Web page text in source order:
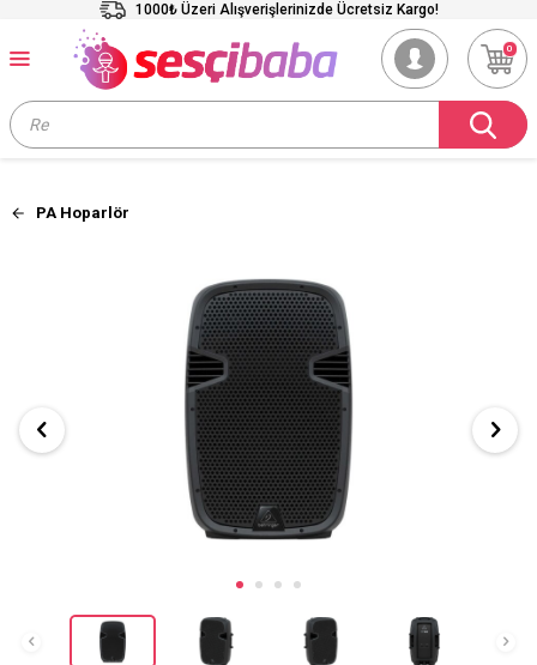
1000₺ Üzeri Alışverişlerinizde Ücretsiz Kargo!
0
PA Hoparlör